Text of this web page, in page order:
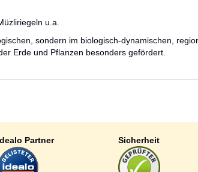
u.a.
sondern im biologisch-dynamischen,
Erde und Pflanzen besonders gefördert.
Partner Sicherheit